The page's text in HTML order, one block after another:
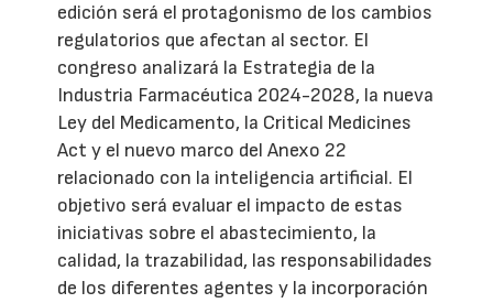
edición será el protagonismo de los cambios
regulatorios que afectan al sector. El
congreso analizará la Estrategia de la
Industria Farmacéutica 2024-2028, la nueva
Ley del Medicamento, la Critical Medicines
Act y el nuevo marco del Anexo 22
relacionado con la inteligencia artificial. El
objetivo será evaluar el impacto de estas
iniciativas sobre el abastecimiento, la
calidad, la trazabilidad, las responsabilidades
de los diferentes agentes y la incorporación